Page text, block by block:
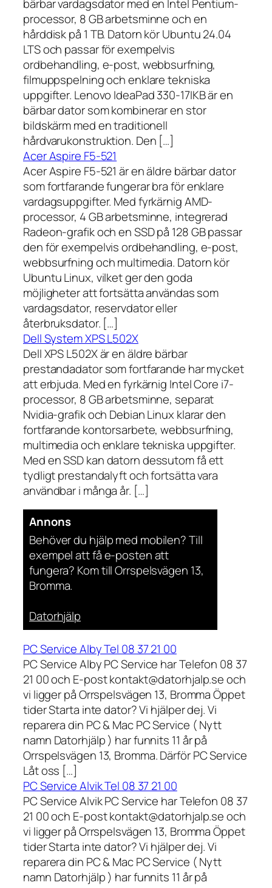
bärbar vardagsdator med en Intel Pentium-
processor, 8 GB arbetsminne och en
hårddisk på 1 TB. Datorn kör Ubuntu 24.04
LTS och passar för exempelvis
ordbehandling, e-post, webbsurfning,
filmuppspelning och enklare tekniska
uppgifter. Lenovo IdeaPad 330-17IKB är en
bärbar dator som kombinerar en stor
bildskärm med en traditionell
hårdvarukonstruktion. Den […]
Acer Aspire F5-521
Acer Aspire F5-521 är en äldre bärbar dator
som fortfarande fungerar bra för enklare
vardagsuppgifter. Med fyrkärnig AMD-
processor, 4 GB arbetsminne, integrerad
Radeon-grafik och en SSD på 128 GB passar
den för exempelvis ordbehandling, e-post,
webbsurfning och multimedia. Datorn kör
Ubuntu Linux, vilket ger den goda
möjligheter att fortsätta användas som
vardagsdator, reservdator eller
återbruksdator. […]
Dell System XPS L502X
Dell XPS L502X är en äldre bärbar
prestandadator som fortfarande har mycket
att erbjuda. Med en fyrkärnig Intel Core i7-
processor, 8 GB arbetsminne, separat
Nvidia-grafik och Debian Linux klarar den
fortfarande kontorsarbete, webbsurfning,
multimedia och enklare tekniska uppgifter.
Med en SSD kan datorn dessutom få ett
tydligt prestandalyft och fortsätta vara
användbar i många år. […]
Annons
Behöver du hjälp med mobilen? Till
exempel att få e-posten att
fungera? Kom till Orrspelsvägen 13,
Bromma.
Datorhjälp
PC Service Alby Tel 08 37 21 00
PC Service Alby PC Service har Telefon 08 37
21 00 och E-post kontakt@datorhjalp.se och
vi ligger på Orrspelsvägen 13, Bromma Öppet
tider Starta inte dator? Vi hjälper dej. Vi
reparera din PC & Mac PC Service ( Nytt
namn Datorhjälp ) har funnits 11 år på
Orrspelsvägen 13, Bromma. Därför PC Service
Låt oss […]
PC Service Alvik Tel 08 37 21 00
PC Service Alvik PC Service har Telefon 08 37
21 00 och E-post kontakt@datorhjalp.se och
vi ligger på Orrspelsvägen 13, Bromma Öppet
tider Starta inte dator? Vi hjälper dej. Vi
reparera din PC & Mac PC Service ( Nytt
namn Datorhjälp ) har funnits 11 år på